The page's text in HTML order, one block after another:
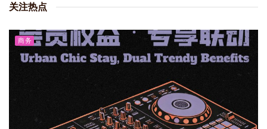
关注热点
商务